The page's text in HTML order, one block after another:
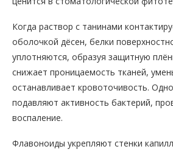
Когда раствор с танинами
оболочкой дёсен, белки
уплотняются, образуя защитную
снижает проницаемость тканей,
останавливает кровоточивость.
подавляют активность бактерий,
воспаление.
Флавоноиды укрепляют стенки